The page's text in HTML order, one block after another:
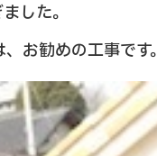
した。
お勧めの工事です。